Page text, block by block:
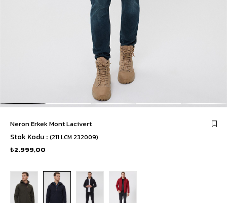
Neron Erkek Mont Lacivert
Stok Kodu (211 LCM 232009)
₺2.999,00